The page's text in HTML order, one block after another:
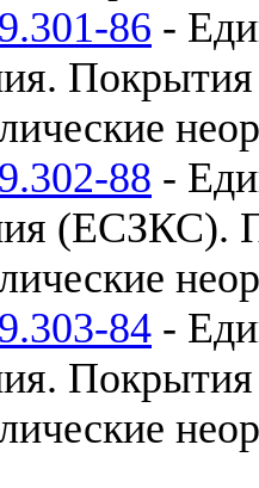
86 -
88 -
(ЕСЗКС).
84 -